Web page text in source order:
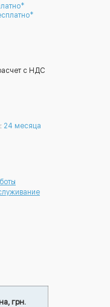
с НДС
24 месяца
грн.